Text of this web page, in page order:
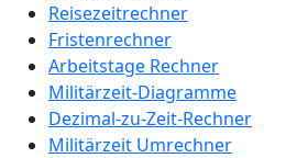
Reisezeitrechner
Fristenrechner
Arbeitstage Rechner
Militärzeit-Diagramme
Dezimal-zu-Zeit-Rechner
Militärzeit Umrechner